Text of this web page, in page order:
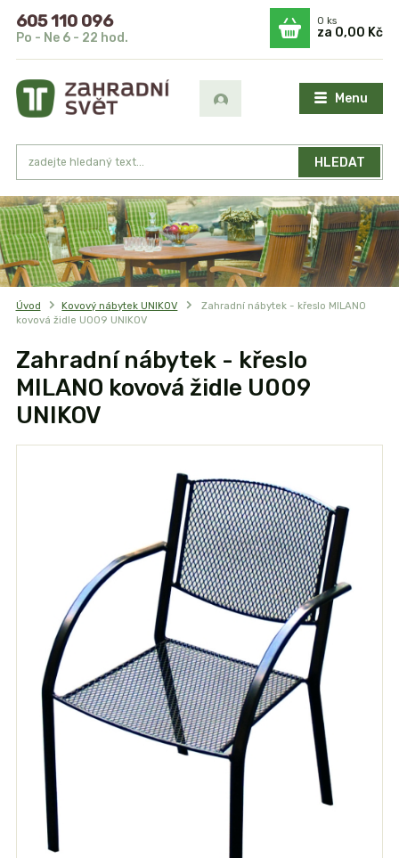
Menu
HLEDAT
605 110 096
Po - Ne 6 - 22 hod.
0ks
za 0,00 Kč
Úvod Kovový nábytek UNIKOV
Zahradní nábytek - křeslo MILANO
kovová židle U009 UNIKOV
Zahradní nábytek - křeslo
MILANO kovová židle U009
UNIKOV